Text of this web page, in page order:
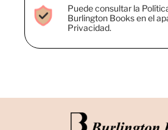
Puede consultar la
Burlington Books en el
Privacidad.